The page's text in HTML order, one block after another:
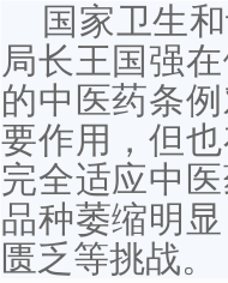
国家卫生和
局长王国强
的中医药条
要作用，但
完全适应中
品种萎缩明
匮乏等挑战。